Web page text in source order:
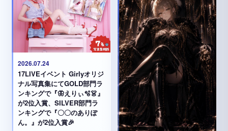
2026.07.24
17LIVEイベント Girlyオリジ
ナル写真集にてGOLD部門ラ
ンキングで『🦋えりぃ🫧👗』
が2位入賞、SILVER部門ラ
ンキングで『〇〇のありぽ
ん。』が2位入賞🎉